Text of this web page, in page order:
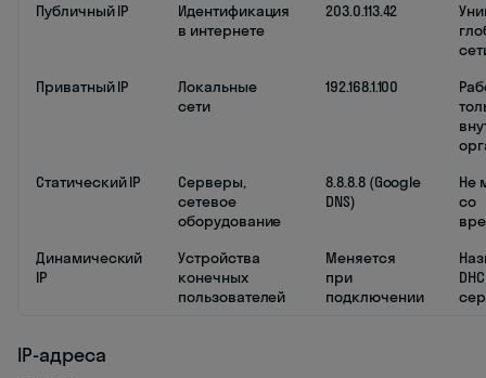
Публичный IP
Идентификация
в интернете
203.0.113.42
Приватный IP
Локальные
сети
192.168.1.100
Статический IP
Серверы,
сетевое
оборудование
8.8.8.8 (Google
DNS)
Не
со
Динамический
IP
Устройства
конечных
пользователей
Меняется
при
подключении
IP-адреса